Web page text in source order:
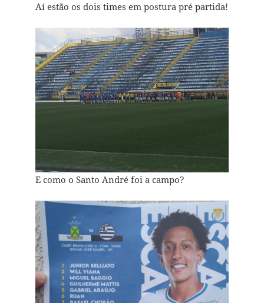
Aí estão os dois times em postura pré partida!
E como o Santo André foi a campo?